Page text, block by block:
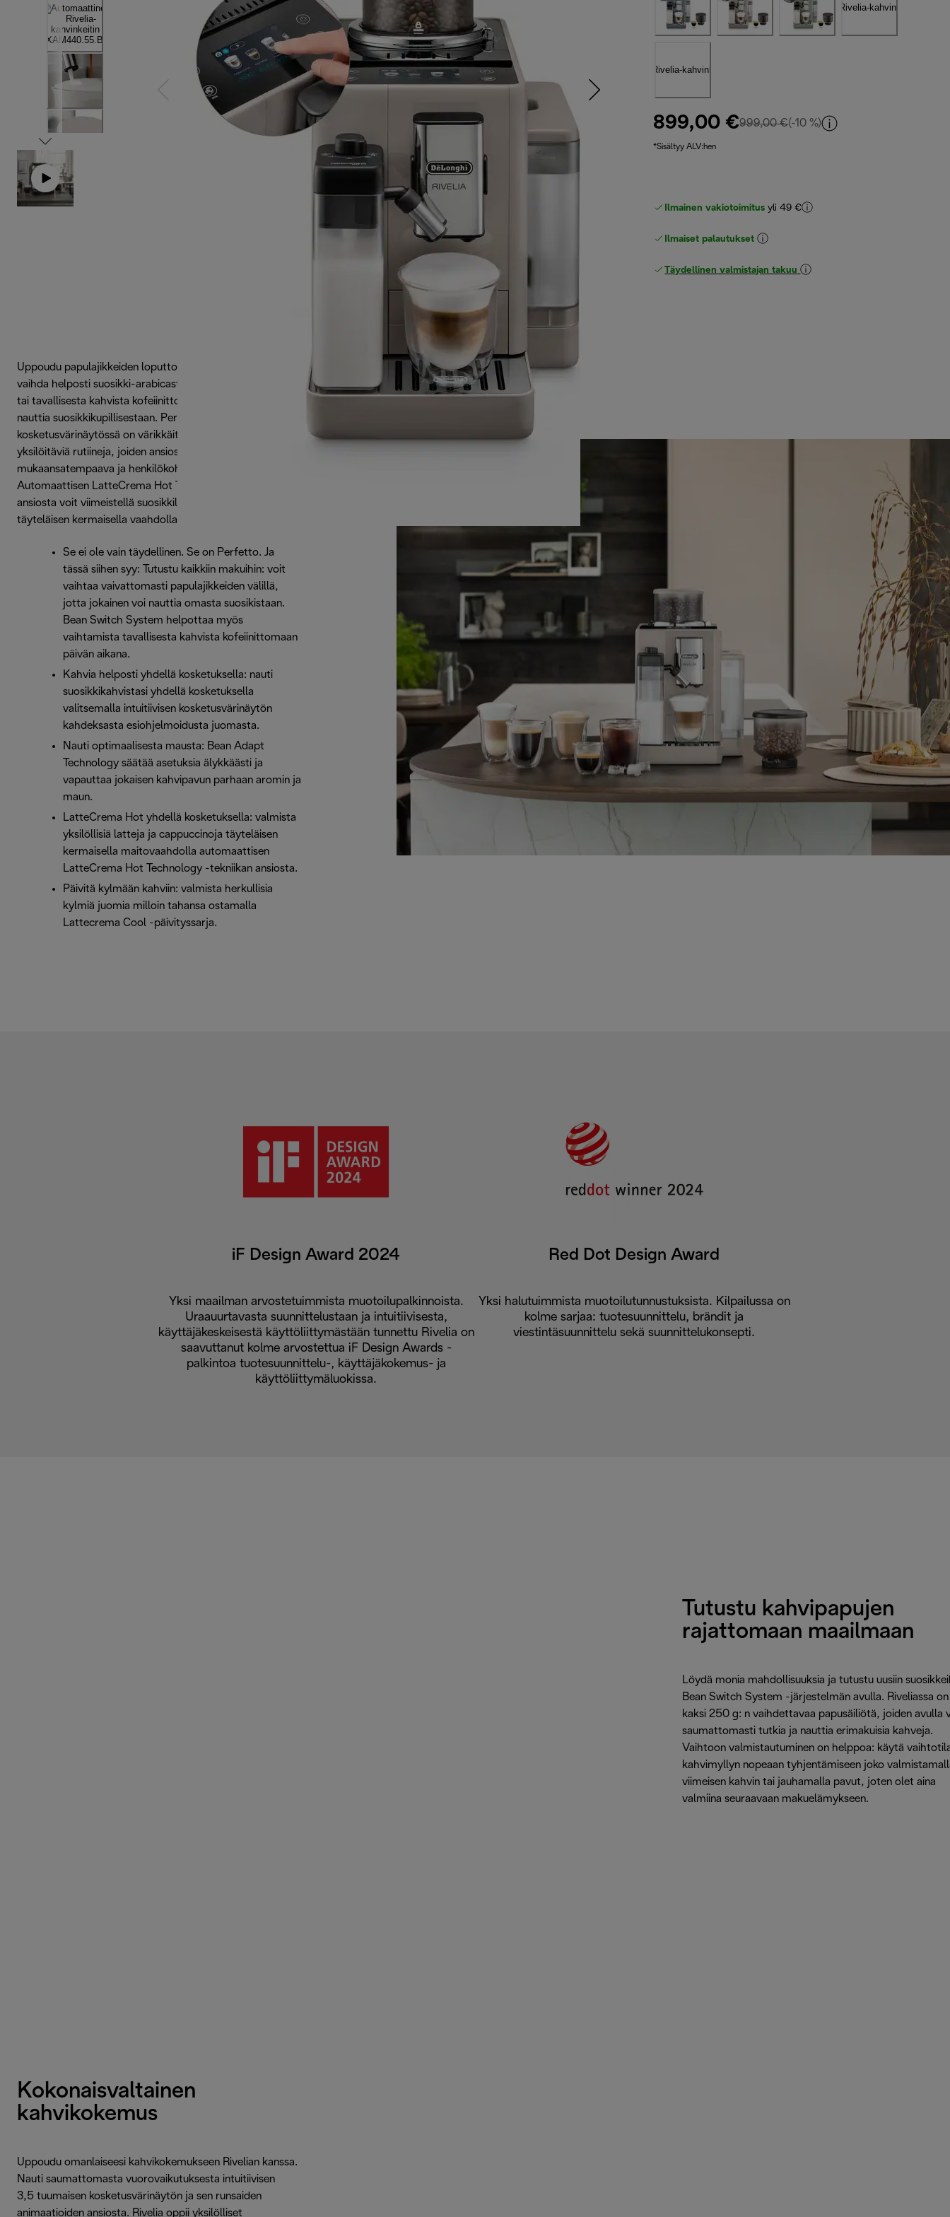
899,00 €999,00 €alkuperäinen hinta 999,00 €
(-10 %)
*Sisältyy ALV:hen
Ilmainen vakiotoimitus yli 49 €
Ilmaiset palautukset
Täydellinen valmistajan takuu
Uppoudu papulajikkeiden loputtomaan maailmaan ja
vaihda helposti suosikki-arabicastasi rohkeaan robustaan ​​
tai tavallisesta kahvista kofeiinittomaan, jotta jokainen voi
nauttia suosikkikupillisestaan. Perfetto! Eloisassa
kosketusvärinäytössä on värikkäitä animaatioita ja
yksilöitäviä rutiineja, joiden ansiosta laitteen käyttö on
mukaansatempaava ja henkilökohtainen kokemus.
Automaattisen LatteCrema Hot Technology -tekniikan
ansiosta voit viimeistellä suosikkilattesi ja -cappuccinosi
täyteläisen kermaisella vaahdolla.
Se ei ole vain täydellinen. Se on Perfetto. Ja
tässä siihen syy: Tutustu kaikkiin makuihin: voit
vaihtaa vaivattomasti papulajikkeiden välillä,
jotta jokainen voi nauttia omasta suosikistaan.
Bean Switch System helpottaa myös
vaihtamista tavallisesta kahvista kofeiinittomaan
päivän aikana.
Kahvia helposti yhdellä kosketuksella: nauti
suosikkikahvistasi yhdellä kosketuksella
valitsemalla intuitiivisen kosketusvärinäytön
kahdeksasta esiohjelmoidusta juomasta.
Nauti optimaalisesta mausta: Bean Adapt
Technology säätää asetuksia älykkäästi ja
vapauttaa jokaisen kahvipavun parhaan aromin ja
maun.
LatteCrema Hot yhdellä kosketuksella: valmista
yksilöllisiä latteja ja cappuccinoja täyteläisen
kermaisella maitovaahdolla automaattisen
LatteCrema Hot Technology -tekniikan ansiosta.
Päivitä kylmään kahviin: valmista herkullisia
kylmiä juomia milloin tahansa ostamalla
Lattecrema Cool -päivityssarja.
iF Design Award 2024
Yksi maailman arvostetuimmista muotoilupalkinnoista.
Uraauurtavasta suunnittelustaan ja intuitiivisesta,
käyttäjäkeskeisestä käyttöliittymästään tunnettu Rivelia on
saavuttanut kolme arvostettua iF Design Awards -
palkintoa tuotesuunnittelu-, käyttäjäkokemus- ja
käyttöliittymäluokissa.
Red Dot Design Award
Yksi halutuimmista muotoilutunnustuksista. Kilpailussa on
kolme sarjaa: tuotesuunnittelu, brändit ja
viestintäsuunnittelu sekä suunnittelukonsepti.
Tutustu kahvipapujen
rajattomaan maailmaan
Löydä monia mahdollisuuksia ja tutustu uusiin
Bean Switch System -järjestelmän avulla. Riveliassa on
kaksi 250 g: n vaihdettavaa papusäiliötä, joiden avulla
saumattomasti tutkia ja nauttia erimakuisia kahveja.
Vaihtoon valmistautuminen on helppoa: käytä
kahvimyllyn nopeaan tyhjentämiseen joko
viimeisen kahvin tai jauhamalla pavut, joten olet aina
valmiina seuraavaan makuelämykseen.
Kokonaisvaltainen
kahvikokemus
Uppoudu omanlaiseesi kahvikokemukseen Rivelian kanssa.
Nauti saumattomasta vuorovaikutuksesta intuitiivisen
3,5 tuumaisen kosketusvärinäytön ja sen runsaiden
animaatioiden ansiosta. Rivelia oppii yksilölliset